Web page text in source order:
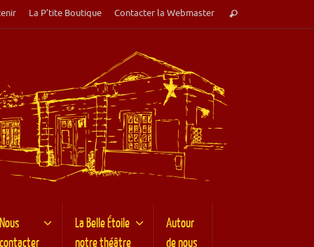
La P’tite Boutique Contacter la Webmaster Rechercher
Nous
contacter
La Belle Étoile
notre théâtre
Autour
de nous